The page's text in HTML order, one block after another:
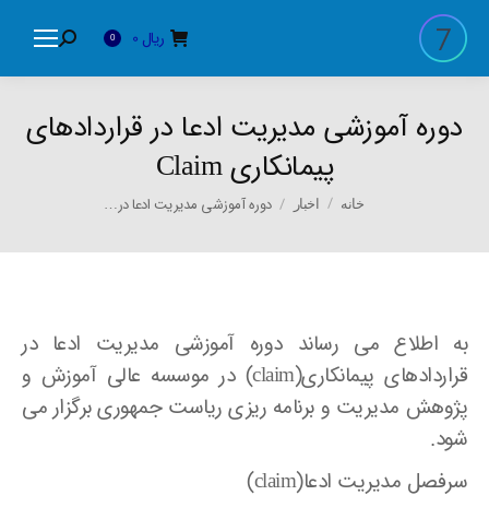
ریال 0
Search:
دوره آموزشی مدیریت ادعا در قراردادهای
پیمانکاری Claim
You are here:
خانه اخبار دوره آموزشی مدیریت ادعا در…
به اطلاع می رساند دوره آموزشی مدیریت ادعا در
قراردادهای پیمانکاری(claim) در موسسه عالی آموزش و
پژوهش مدیریت و برنامه ریزی ریاست جمهوری برگزار می
شود.
سرفصل مدیریت ادعا(claim)